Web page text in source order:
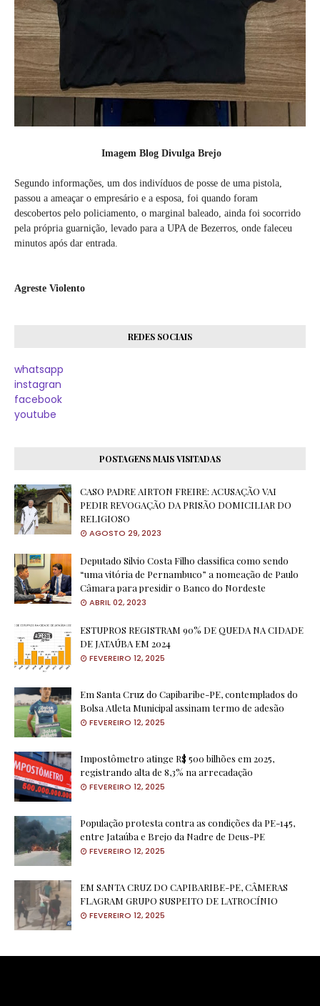
Imagem Blog Divulga Brejo
Segundo informações, um dos indivíduos de posse de uma pistola,
passou a ameaçar o empresário e a esposa, foi quando foram
descobertos pelo policiamento, o marginal baleado, ainda foi socorrido
pela própria guarnição, levado para a UPA de Bezerros, onde faleceu
minutos após dar entrada.
Agreste Violento
REDES SOCIAIS
whatsapp
instagran
facebook
youtube
POSTAGENS MAIS VISITADAS
CASO PADRE AIRTON FREIRE: ACUSAÇÃO VAI
PEDIR REVOGAÇÃO DA PRISÃO DOMICILIAR DO
RELIGIOSO
AGOSTO 29, 2023
Deputado Silvio Costa Filho classifica como sendo
“uma vitória de Pernambuco” a nomeação de Paulo
Câmara para presidir o Banco do Nordeste
ABRIL 02, 2023
ESTUPROS REGISTRAM 90% DE QUEDA NA CIDADE
DE JATAÚBA EM 2024
FEVEREIRO 12, 2025
Em Santa Cruz do Capibaribe-PE, contemplados do
Bolsa Atleta Municipal assinam termo de adesão
FEVEREIRO 12, 2025
Impostômetro atinge R$ 500 bilhões em 2025,
registrando alta de 8,3% na arrecadação
FEVEREIRO 12, 2025
População protesta contra as condições da PE-145,
entre Jataúba e Brejo da Nadre de Deus-PE
FEVEREIRO 12, 2025
EM SANTA CRUZ DO CAPIBARIBE-PE, CÂMERAS
FLAGRAM GRUPO SUSPEITO DE LATROCÍNIO
FEVEREIRO 12, 2025